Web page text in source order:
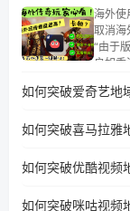
朋友们
讯视频
湾、美
学、
海外使
取消海外地区限制。
“由于版
户如
地区及
户收听
工作、
所困扰
如何突破爱奇艺地
如何突破喜马拉雅
如何突破优酷视频
如何突破咪咕视频